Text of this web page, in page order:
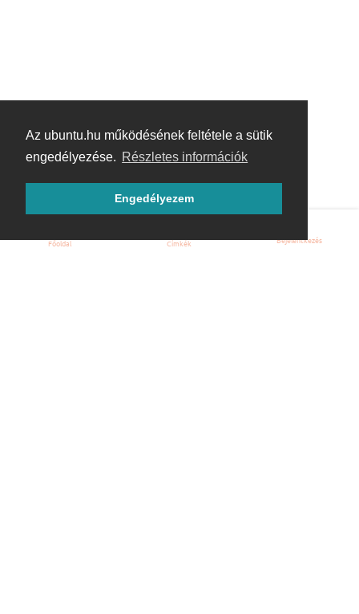
Az ubuntu.hu működésének feltétele a sütik
engedélyezése. Részletes információk
Engedélyezem
Főoldal Címkék Bejelentkezés